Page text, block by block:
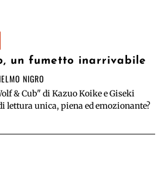
un fumetto inarrivabile
NIGRO
& Cub" di Kazuo Koike e Giseki
lettura unica, piena ed emozionante?